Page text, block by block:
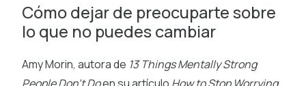
Cómo dejar de preocuparte sobre
lo que no puedes cambiar
Amy Morin, autora de 13 Things Mentally Strong